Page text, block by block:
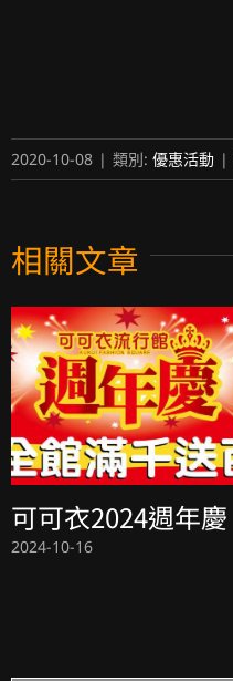
2020-10-08 | 類別: 優惠活動 |
相關文章
可可衣2024週年慶
2024-10-16